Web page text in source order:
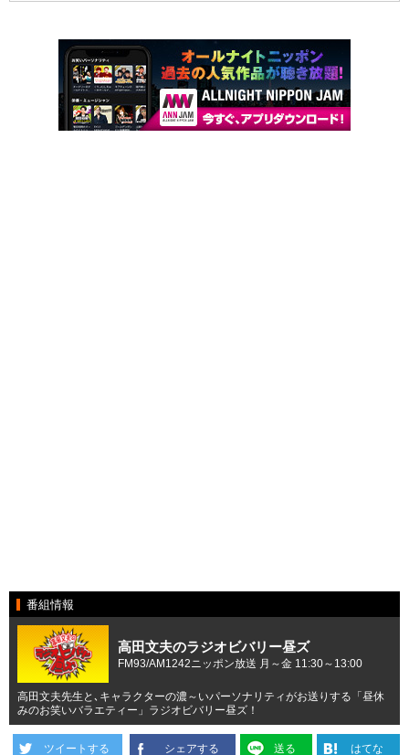
番組情報
高田文夫のラジオビバリー昼ズ
FM93/AM1242ニッポン放送 月～金 11:30～13:00
高田文夫先生と､キャラクターの濃～いパーソナリティがお送りする「昼休
みのお笑いバラエティー」ラジオビバリー昼ズ！
ツイートする シェアする 送る はてな